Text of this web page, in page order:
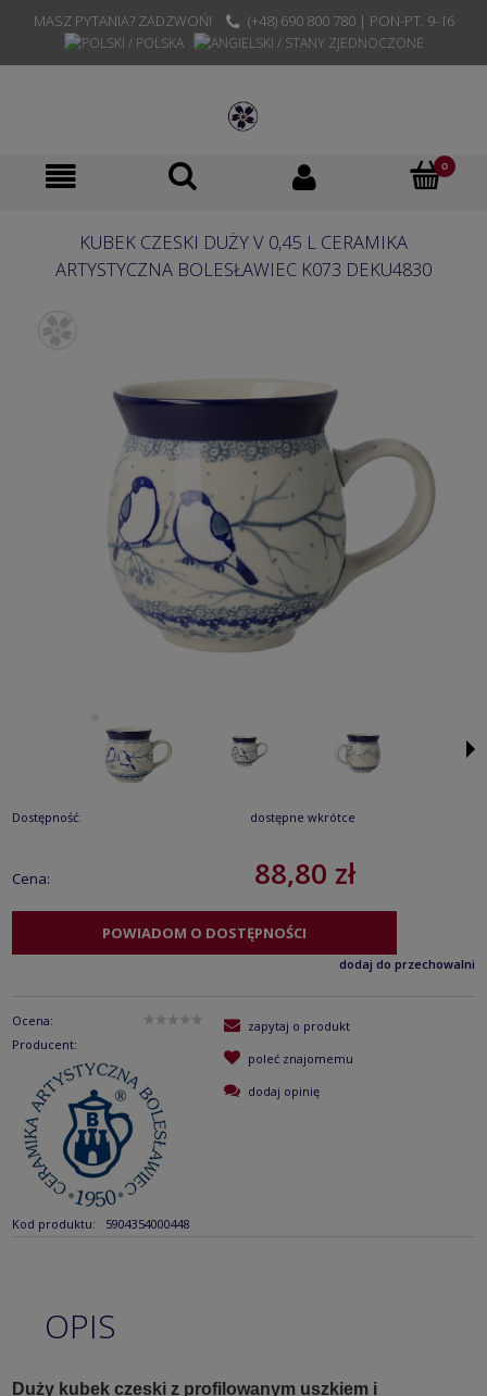
MASZ PYTANIA? ZADZWOŃ! (+48) 690 800 780 | PON-PT. 9-16
KUBEK CZESKI DUŻY V 0,45 L CERAMIKA
ARTYSTYCZNA BOLESŁAWIEC K073 DEKU4830
Dostępność: dostępne wkrótce
Cena: 88,80 zł
POWIADOM O DOSTĘPNOŚCI
dodaj do przechowalni
Ocena:
Producent:
Kod produktu: 5904354000448
zapytaj o produkt
poleć znajomemu
dodaj opinię
OPIS
Duży kubek czeski z profilowanym uszkiem i